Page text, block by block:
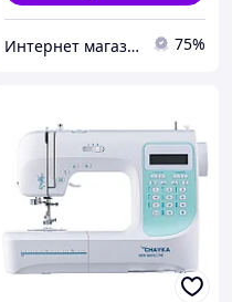
Интернет магазин "Техника" 75%